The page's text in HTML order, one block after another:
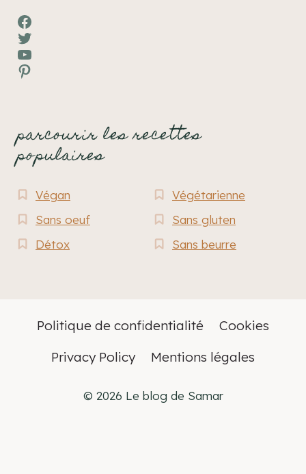
Facebook
Twitter
YouTube
Pinterest
parcourir les recettes
populaires
Végan
Végétarienne
Sans oeuf
Sans gluten
Détox
Sans beurre
Politique de confidentialité
Cookies
Privacy Policy
Mentions légales
© 2026 Le blog de Samar